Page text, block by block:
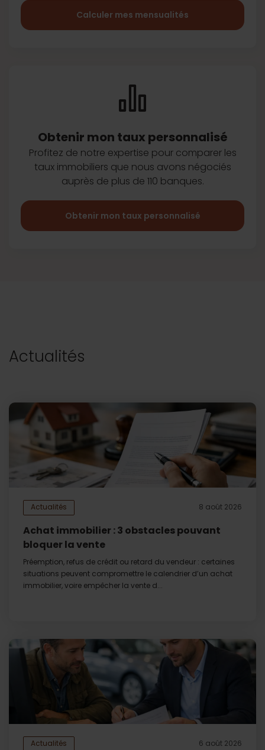
Calculer mes mensualités
Obtenir mon taux personnalisé
Profitez de notre expertise pour comparer les
taux immobiliers que nous avons négociés
auprès de plus de 110 banques.
Obtenir mon taux personnalisé
Actualités
Actualités 8 août 2026
Achat immobilier : 3 obstacles pouvant
bloquer la vente
Préemption, refus de crédit ou retard du vendeur : certaines
situations peuvent compromettre le calendrier d’un achat
immobilier, voire empêcher la vente d...
Actualités 6 août 2026